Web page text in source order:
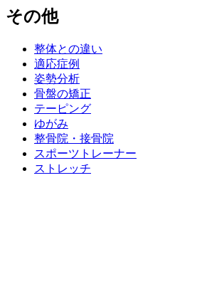
その他
整体との違い
適応症例
姿勢分析
骨盤の矯正
テーピング
ゆがみ
整骨院・接骨院
スポーツトレーナー
ストレッチ